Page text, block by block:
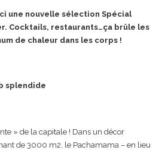
une nouvelle sélection Spécial
Cocktails, restaurants…ça brûle les
de chaleur dans les corps !
splendide
» de la capitale ! Dans un décor
de 3000 m2, le Pachamama – en lieu